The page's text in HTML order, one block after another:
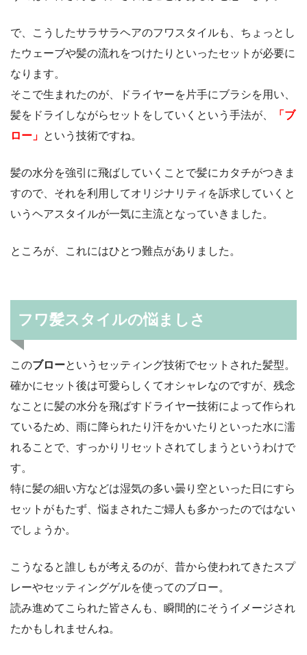
で、こうしたサラサラヘアのフワスタイルも、ちょっとし
たウェーブや髪の流れをつけたりといったセットが必要に
なります。
そこで生まれたのが、ドライヤーを片手にブラシを用い、
髪をドライしながらセットをしていくという手法が、
「ブ
ロー」 という技術ですね。
髪の水分を強引に飛ばしていくことで髪にカタチがつきま
すので、それを利用してオリジナリティを訴求していくと
いうヘアスタイルが一気に主流となっていきました。
ところが、これにはひとつ難点がありました。
フワ髪スタイルの悩ましさ
このブローというセッティング技術でセットされた髪型。
確かにセット後は可愛らしくてオシャレなのですが、残念
なことに髪の水分を飛ばすドライヤー技術によって作られ
ているため、雨に降られたり汗をかいたりといった水に濡
れることで、すっかりリセットされてしまうというわけで
す。
特に髪の細い方などは湿気の多い曇り空といった日にすら
セットがもたず、悩まされたご婦人も多かったのではない
でしょうか。
こうなると誰しもが考えるのが、昔から使われてきたスプ
レーやセッティングゲルを使ってのブロー。
読み進めてこられた皆さんも、瞬間的にそうイメージされ
たかもしれませんね。